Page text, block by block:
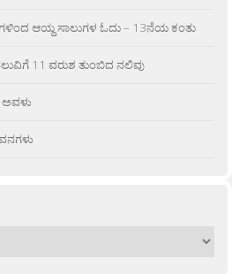
ಆಯ್ದ ಸಾಲುಗಳ ಓದು – 13ನೆಯ ಕಂತು
11 ವರುಶ ತುಂಬಿದ ನಲಿವು